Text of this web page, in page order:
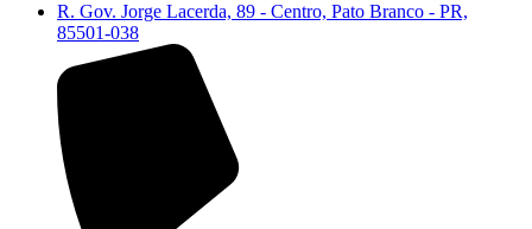
R. Gov. Jorge Lacerda, 89 - Centro, Pato Branco - PR,
85501-038